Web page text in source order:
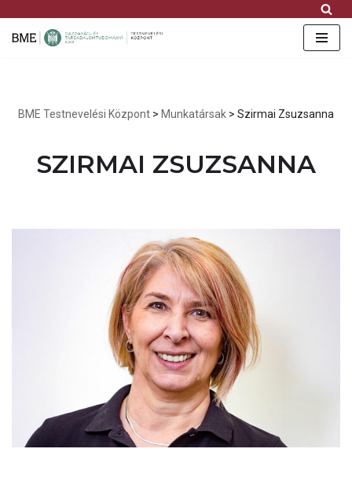
Skip
BME Testnevelési Központ > Munkatársak > Szirmai Zsuzsanna
SZIRMAI ZSUZSANNA